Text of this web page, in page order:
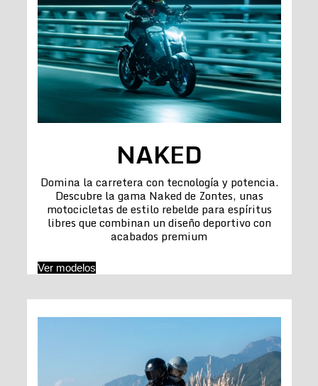
NAKED
Domina la carretera con tecnología y potencia.
Descubre la gama Naked de Zontes, unas
motocicletas de estilo rebelde para espíritus
libres que combinan un diseño deportivo con
acabados premium
Ver modelos